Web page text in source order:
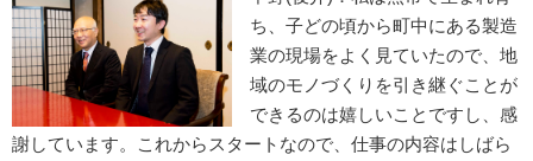
ち、子どの頃から町中にある製造
業の現場をよく見ていたので、地
域のモノづくりを引き継ぐことが
できるのは嬉しいことですし、感
謝しています。これからスタートなので、仕事の内容はしばら